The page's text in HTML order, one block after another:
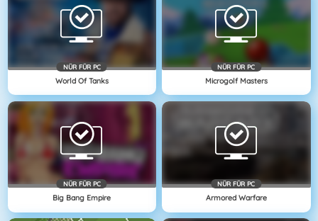
NÜR FÜR PC
World Of Tanks
NÜR FÜR PC
Microgolf Masters
NÜR FÜR PC
Big Bang Empire
NÜR FÜR PC
Armored Warfare